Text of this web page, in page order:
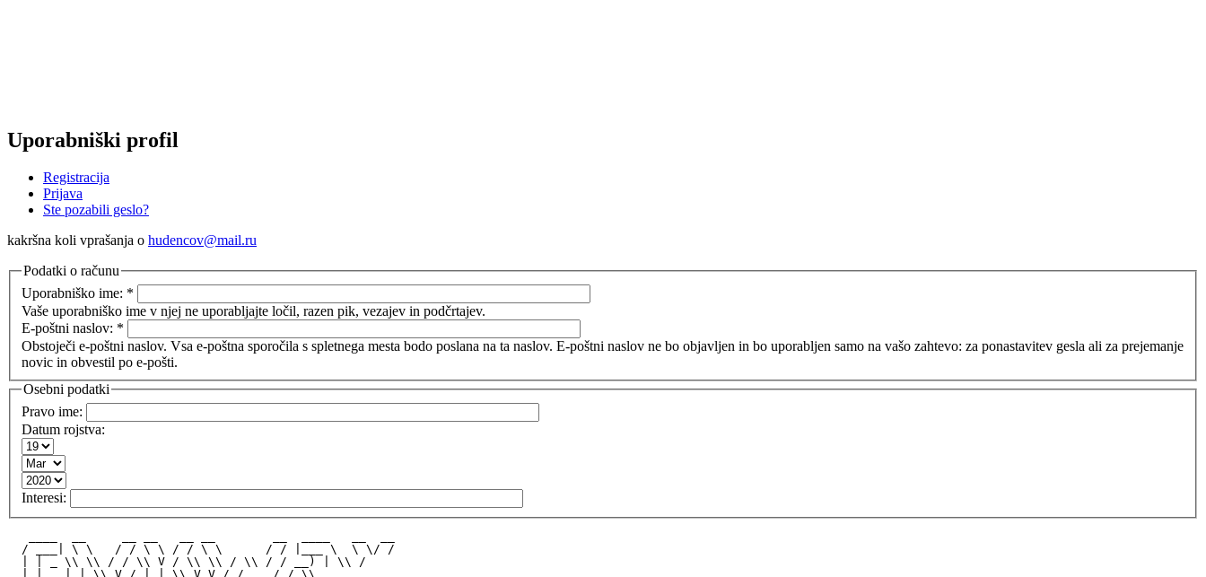
Uporabniški profil
Registracija
Prijava
Ste pozabili geslo?
kakršna koli vprašanja o hudencov@mail.ru
Podatki o računu
Uporabniško ime: *
Vaše uporabniško ime v njej ne uporabljajte ločil, razen pik, vezajev in podčrtajev.
E-poštni naslov: *
Obstoječi e-poštni naslov. Vsa e-poštna sporočila s spletnega mesta bodo poslana na ta naslov. E-poštni naslov ne bo objavljen in bo uporabljen samo na vašo zahtevo: za ponastavitev gesla ali za prejemanje
novic in obvestil po e-pošti.
Osebni podatki
Pravo ime:
Datum rojstva:
Interesi:
  / ___| \ \   / / \ \ / / \ \      / / |___ \  \ \/ /
| | _ \\ \\ / / \\ V / \\ \\ / \\ / / __) | \\ /
| | _ | | \\ V / | | \\ V V / / __ / / \\